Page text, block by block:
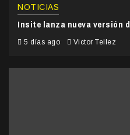
NOTICIAS
Insite lanza nueva versión
5 días ago Victor Tellez